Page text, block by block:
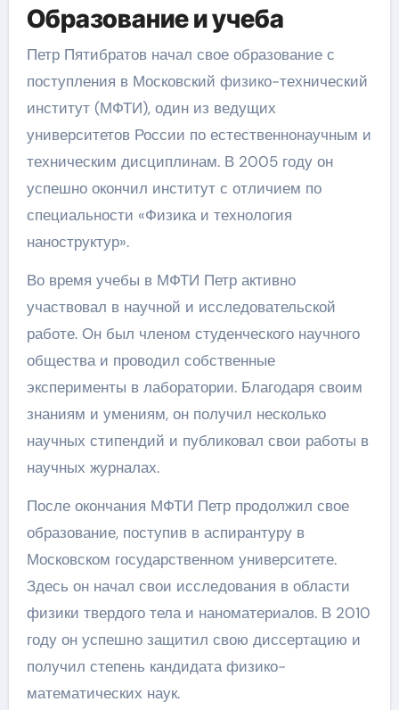
Образование и учеба
Петр Пятибратов начал свое образование с
поступления в Московский физико-технический
институт (МФТИ), один из ведущих
университетов России по естественнонаучным и
техническим дисциплинам. В 2005 году он
успешно окончил институт с отличием по
специальности «Физика и технология
наноструктур».
Во время учебы в МФТИ Петр активно
участвовал в научной и исследовательской
работе. Он был членом студенческого научного
общества и проводил собственные
эксперименты в лаборатории. Благодаря своим
знаниям и умениям, он получил несколько
научных стипендий и публиковал свои работы в
научных журналах.
После окончания МФТИ Петр продолжил свое
образование, поступив в аспирантуру в
Московском государственном университете.
Здесь он начал свои исследования в области
физики твердого тела и наноматериалов. В 2010
году он успешно защитил свою диссертацию и
получил степень кандидата физико-
математических наук.